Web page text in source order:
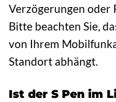
Verzögerungen oder
Bitte beachten Sie,
von Ihrem
Standort abhängt.
Ist der S Pen im